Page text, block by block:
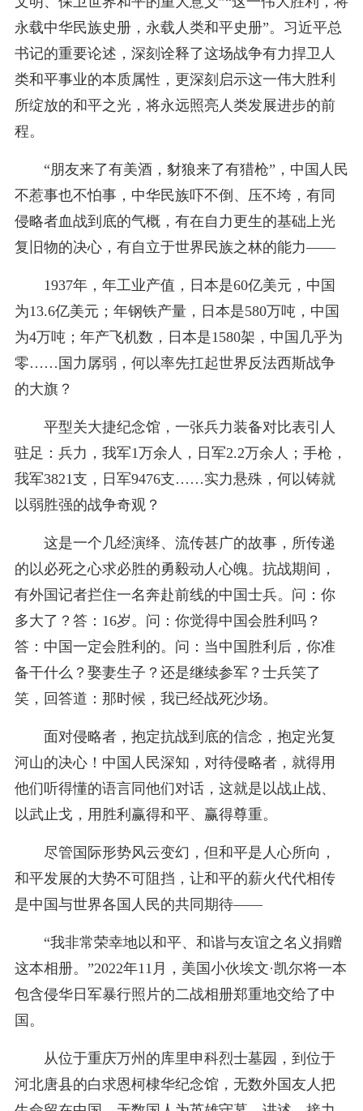
永载中华民族史册，永载人类和平史册”。习近平总
书记的重要论述，深刻诠释了这场战争有力捍卫人
类和平事业的本质属性，更深刻启示这一伟大胜利
所绽放的和平之光，将永远照亮人类发展进步的前
程。
“朋友来了有美酒，豺狼来了有猎枪”，中国人民
不惹事也不怕事，中华民族吓不倒、压不垮，有同
侵略者血战到底的气概，有在自力更生的基础上光
复旧物的决心，有自立于世界民族之林的能力——
1937年，年工业产值，日本是60亿美元，中国
为13.6亿美元；年钢铁产量，日本是580万吨，中国
为4万吨；年产飞机数，日本是1580架，中国几乎为
零……国力孱弱，何以率先扛起世界反法西斯战争
的大旗？
平型关大捷纪念馆，一张兵力装备对比表引人
驻足：兵力，我军1万余人，日军2.2万余人；手枪，
我军3821支，日军9476支……实力悬殊，何以铸就
以弱胜强的战争奇观？
这是一个几经演绎、流传甚广的故事，所传递
的以必死之心求必胜的勇毅动人心魄。抗战期间，
有外国记者拦住一名奔赴前线的中国士兵。问：你
多大了？答：16岁。问：你觉得中国会胜利吗？
答：中国一定会胜利的。问：当中国胜利后，你准
备干什么？娶妻生子？还是继续参军？士兵笑了
笑，回答道：那时候，我已经战死沙场。
面对侵略者，抱定抗战到底的信念，抱定光复
河山的决心！中国人民深知，对待侵略者，就得用
他们听得懂的语言同他们对话，这就是以战止战、
以武止戈，用胜利赢得和平、赢得尊重。
尽管国际形势风云变幻，但和平是人心所向，
和平发展的大势不可阻挡，让和平的薪火代代相传
是中国与世界各国人民的共同期待——
“我非常荣幸地以和平、和谐与友谊之名义捐赠
这本相册。”2022年11月，美国小伙埃文·凯尔将一本
包含侵华日军暴行照片的二战相册郑重地交给了中
国。
从位于重庆万州的库里申科烈士墓园，到位于
河北唐县的白求恩柯棣华纪念馆，无数外国友人把